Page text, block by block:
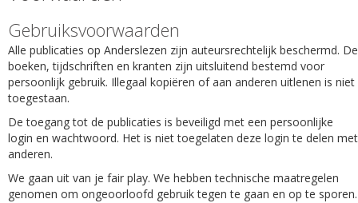
Gebruiksvoorwaarden
Alle publicaties op Anderslezen zijn auteursrechtelijk beschermd. De
boeken, tijdschriften en kranten zijn uitsluitend bestemd voor
persoonlijk gebruik. Illegaal kopiëren of aan anderen uitlenen is niet
toegestaan.
De toegang tot de publicaties is beveiligd met een persoonlijke
login en wachtwoord. Het is niet toegelaten deze login te delen met
anderen.
We gaan uit van je fair play. We hebben technische maatregelen
genomen om ongeoorloofd gebruik tegen te gaan en op te sporen.